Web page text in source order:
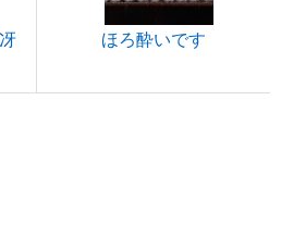
ほろ酔いです